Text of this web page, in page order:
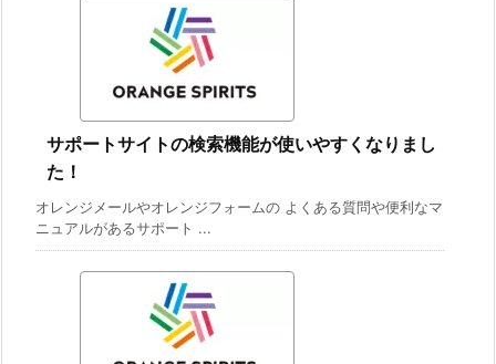
サポートサイトの検索機能が使いやすくなりまし
た！
オレンジメールやオレンジフォームの よくある質問や便利なマ
ニュアルがあるサポート ...